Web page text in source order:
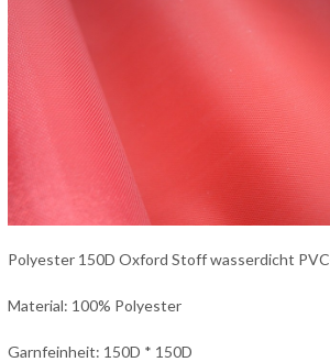
Polyester 150D Oxford Stoff wasserdicht
Material: 100% Polyester
Garnfeinheit: 150D * 150D